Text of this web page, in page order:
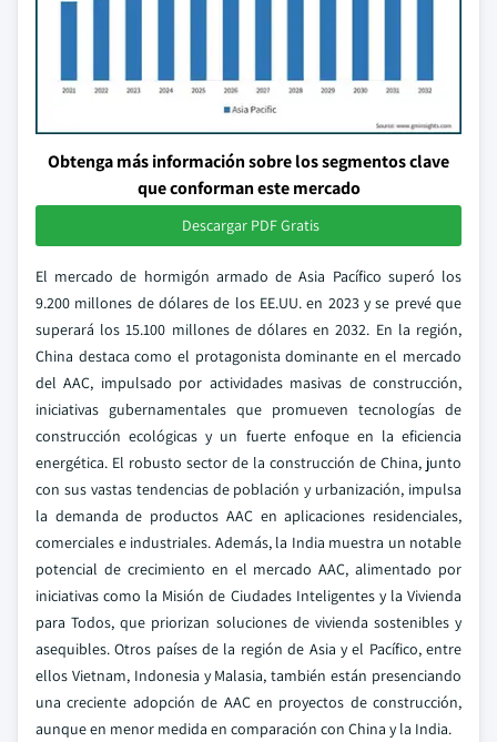
Obtenga más información sobre los segmentos clave
que conforman este mercado
Descargar PDF Gratis
El mercado de hormigón armado de Asia Pacífico superó los
9.200 millones de dólares de los EE.UU. en 2023 y se prevé que
superará los 15.100 millones de dólares en 2032. En la región,
China destaca como el protagonista dominante en el mercado
del AAC, impulsado por actividades masivas de construcción,
iniciativas gubernamentales que promueven tecnologías de
construcción ecológicas y un fuerte enfoque en la eficiencia
energética. El robusto sector de la construcción de China, junto
con sus vastas tendencias de población y urbanización, impulsa
la demanda de productos AAC en aplicaciones residenciales,
comerciales e industriales. Además, la India muestra un notable
potencial de crecimiento en el mercado AAC, alimentado por
iniciativas como la Misión de Ciudades Inteligentes y la Vivienda
para Todos, que priorizan soluciones de vivienda sostenibles y
asequibles. Otros países de la región de Asia y el Pacífico, entre
ellos Vietnam, Indonesia y Malasia, también están presenciando
una creciente adopción de AAC en proyectos de construcción,
aunque en menor medida en comparación con China y la India.